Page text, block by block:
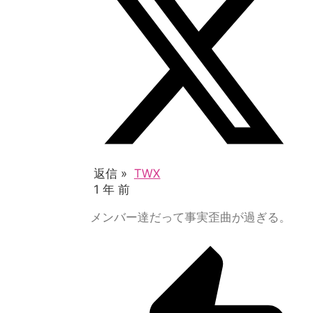
返信 » TWX
1 年 前
メンバー達だって事実歪曲が過ぎる。